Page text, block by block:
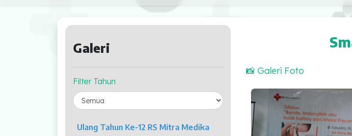
Profil Kami
Profil Kami
Fasilitas Unggulan
Galeri
Filter Tahun
Ulang Tahun Ke-12 RS Mitra Medika
📸 Galeri Foto
Smart Parent Against IPD